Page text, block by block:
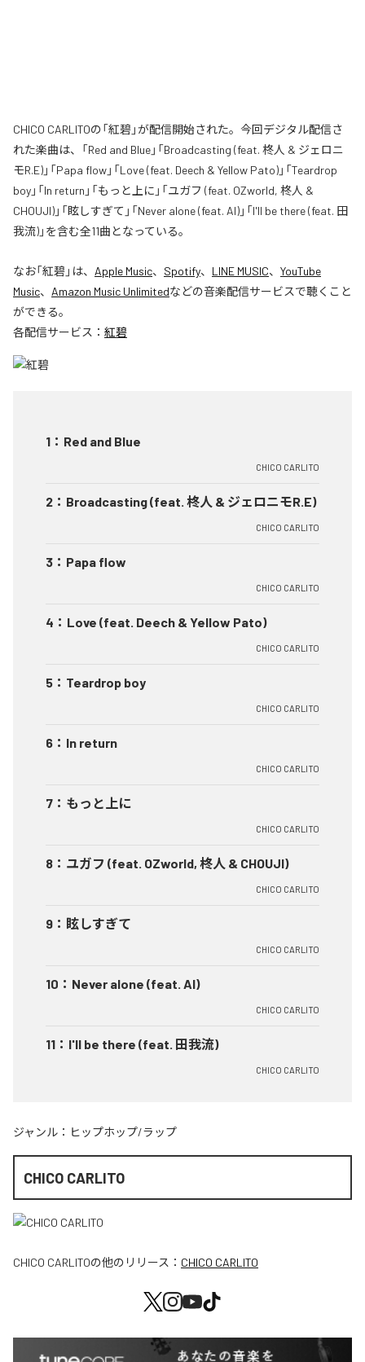
CHICO CARLITOの「紅碧」が配信開始された。今回デジタル配信さ
れた楽曲は、「Red and Blue」「Broadcasting (feat. 柊人 & ジェロニ
モR.E)」「Papa flow」「Love (feat. Deech & Yellow Pato)」「Teardrop
boy」「In return」「もっと上に」「ユガフ (feat. OZworld, 柊人 &
CHOUJI)」「眩しすぎて」「Never alone (feat. AI)」「I'll be there (feat. 田
我流)」を含む全11曲となっている。
なお「紅碧」は、 Apple Music、 Spotify、 LINE MUSIC、 YouTube
Music、 Amazon Music Unlimitedなどの音楽配信サービスで聴くこと
ができる。
各配信サービス： 紅碧
1 ： Red and Blue
CHICO CARLITO
2 ： Broadcasting (feat. 柊人 & ジェロニモR.E)
CHICO CARLITO
3 ： Papa flow
CHICO CARLITO
4 ： Love (feat. Deech & Yellow Pato)
CHICO CARLITO
5 ： Teardrop boy
CHICO CARLITO
6 ： In return
CHICO CARLITO
7 ： もっと上に
CHICO CARLITO
8 ： ユガフ (feat. OZworld, 柊人 & CHOUJI)
CHICO CARLITO
9 ： 眩しすぎて
CHICO CARLITO
10 ： Never alone (feat. AI)
CHICO CARLITO
11 ： I'll be there (feat. 田我流)
CHICO CARLITO
ジャンル： ヒップホップ/ラップ
CHICO CARLITO
CHICO CARLITOの他のリリース： CHICO CARLITO